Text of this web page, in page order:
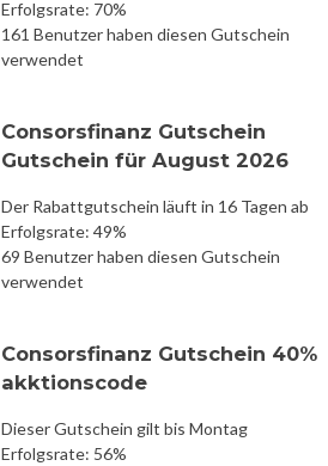
Erfolgsrate: 70%
161 Benutzer haben diesen Gutschein
verwendet
Consorsfinanz Gutschein
Gutschein für August 2026
Der Rabattgutschein läuft in 16 Tagen ab
Erfolgsrate: 49%
69 Benutzer haben diesen Gutschein
verwendet
Consorsfinanz Gutschein 40%
akktionscode
Dieser Gutschein gilt bis Montag
Erfolgsrate: 56%